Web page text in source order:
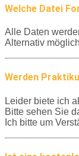
Welche Datei
Alle Daten
Alternativ
Werden
Leider biete ich
Bitte sehen Sie
Ich bitte um